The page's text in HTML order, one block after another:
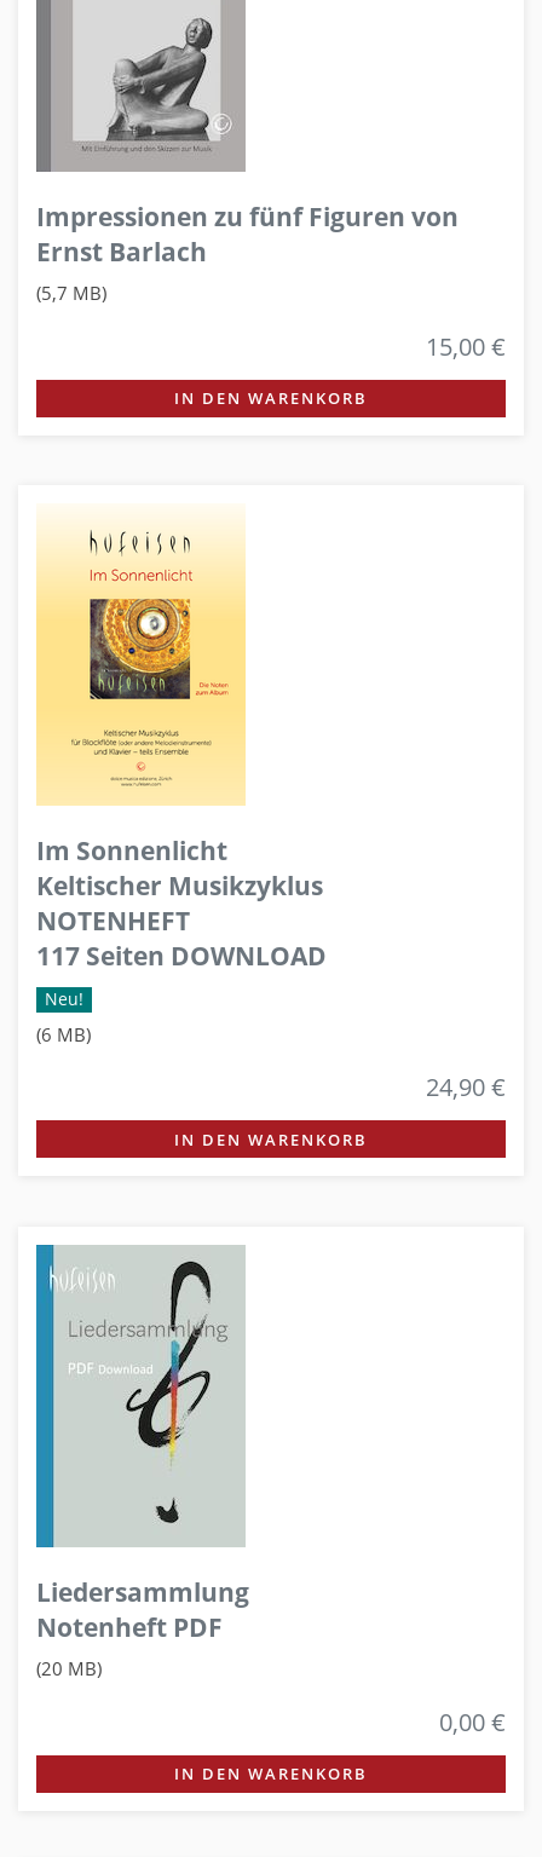
Impressionen zu fünf Figuren von
Ernst Barlach
(5,7 MB)
15,00 €
IN DEN WARENKORB
Im Sonnenlicht
Keltischer Musikzyklus
NOTENHEFT
117 Seiten DOWNLOAD
Neu!
(6 MB)
24,90 €
IN DEN WARENKORB
Liedersammlung
Notenheft PDF
(20 MB)
0,00 €
IN DEN WARENKORB